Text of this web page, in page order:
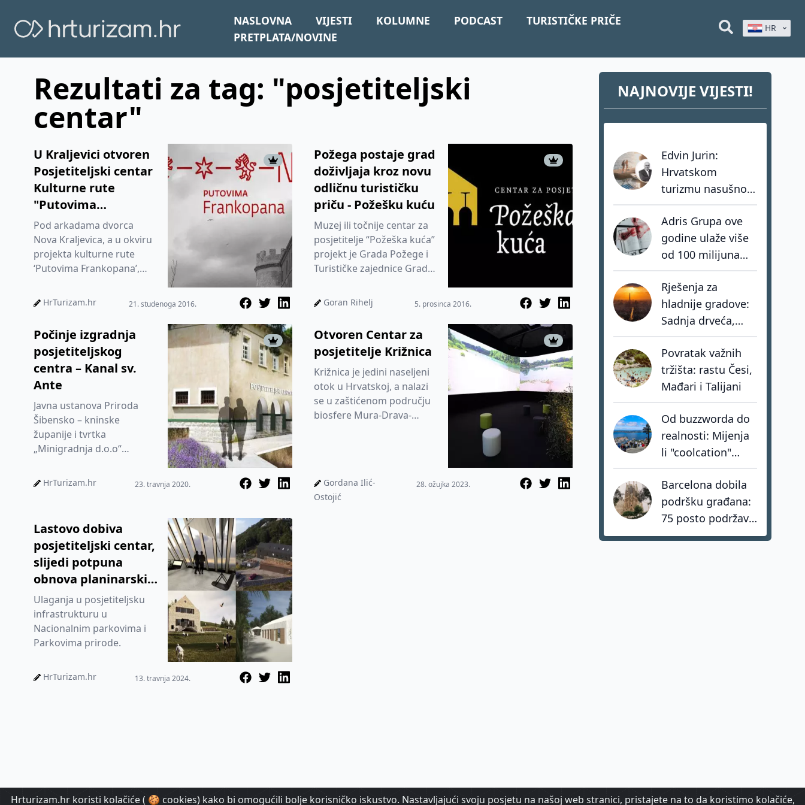
NASLOVNA VIJESTI KOLUMNE PODCAST
TURISTIČKE PRIČE
PRETPLATA/NOVINE
HR
Rezultati za tag: "posjetiteljski
centar"
U Kraljevici otvoren
Posjetiteljski centar
Kulturne rute
"Putovima
Frankopana
Pod arkadama dvorca
Nova Kraljevica, a u okviru
projekta kulturne rute
‘Putovima Frankopana’,
otvoren je Posjetiteljs...
HrTurizam.hr 21. studenoga 2016.
Požega postaje grad
doživljaja kroz novu
odličnu turističku
priču - Požešku kuću
Muzej ili točnije centar za
posjetitelje “Požeška kuća”
projekt je Grada Požege i
Turističke zajednice Grada
predst...
Goran Rihelj 5. prosinca 2016.
Počinje izgradnja
posjetiteljskog
centra – Kanal sv.
Ante
Javna ustanova Priroda
Šibensko – kninske
županije i tvrtka
„Minigradnja d.o.o“
za radove na rekonstrukciji
HrTurizam.hr 23. travnja 2020.
Otvoren Centar za
posjetitelje Križnica
Križnica je jedini naseljeni
otok u Hrvatskoj, a nalazi
se u zaštićenom području
biosfere Mura-Drava-
Gordana Ilić-
Ostojić
28. ožujka 2023.
Lastovo dobiva
posjetiteljski centar,
slijedi potpuna
obnova planinarskih
domova na Risnjaku
i Velebitu
Ulaganja u posjetiteljsku
infrastrukturu u
Nacionalnim parkovima i
Parkovima prirode.
HrTurizam.hr 13. travnja 2024.
NAJNOVIJE VIJESTI!
Edvin Jurin:
Hrvatskom
turizmu nasušno
nedostaju
hrabrost, stav i -
akcija
Adris Grupa ove
godine ulaže više
od 100 milijuna
eura u turistički
portfelj
Rješenja za
hladnije gradove:
Sadnja drveća,
zeleni krovovi i
pametno hlađenje
zgrada
Povratak važnih
tržišta: rastu Česi,
Mađari i Talijani
Od buzzworda do
realnosti: Mijenja
li "coolcation"
stvarno turističku
kartu Europe?
Barcelona dobila
podršku građana:
75 posto podržava
zabranu turističkih
Hrturizam.hr koristi kolačiće ( 🍪 cookies) kako bi omogućili bolje korisničko iskustvo. Nastavljajući svoju posjetu na našoj web stranici, pristajete na to da koristimo kolačiće,